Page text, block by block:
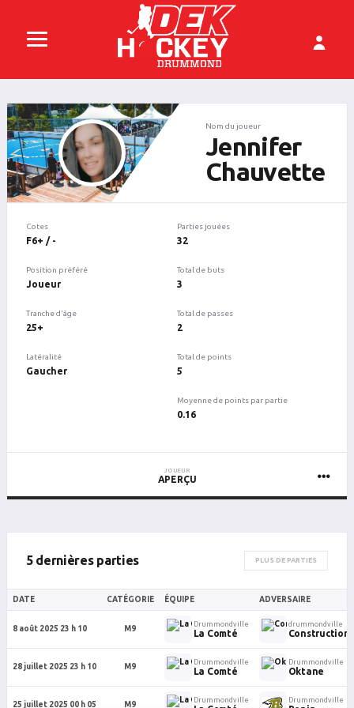
Nom du joueur
Jennifer
Chauvette
Cotes
F6+ / -
Position préféré
Joueur
Tranche d'âge
25+
Latéralité
Gaucher
Parties jouées
32
Total de buts
3
Total de passes
2
Total de points
5
Moyenne de points par partie
0.16
JOUEUR
APERÇU
5 dernières parties PLUS DE PARTIES
DATE CATÉGORIE ÉQUIPE ADVERSAIRE
8 août 2025 23 h 10 M9
Drummondville
La Comté
drummondville
28 juillet 2025 23 h 10 M9
Drummondville
La Comté
Drummondville
Oktane
25 juillet 2025 00 h 05 M9
Drummondville Drummondville